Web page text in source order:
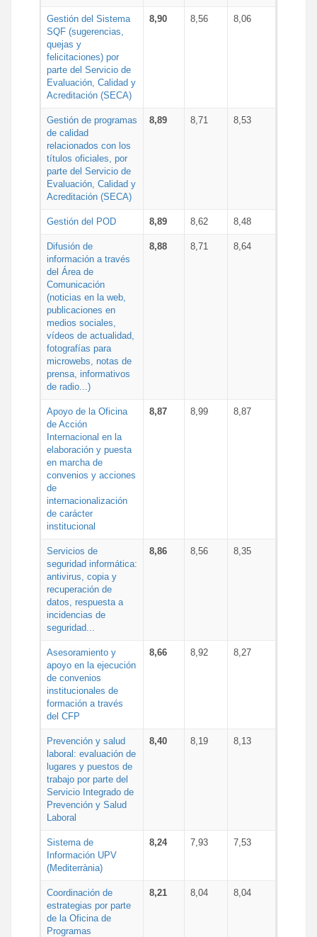
Gestión del Sistema
SQF (sugerencias,
quejas y
felicitaciones) por
parte del Servicio de
Evaluación, Calidad y
Acreditación (SECA)
8,90 8,56 8,06
Gestión de programas
de calidad
relacionados con los
títulos oficiales, por
parte del Servicio de
Evaluación, Calidad y
Acreditación (SECA)
8,89 8,71 8,53
Gestión del POD 8,89 8,62 8,48
Difusión de
información a través
del Área de
Comunicación
(noticias en la web,
publicaciones en
medios sociales,
vídeos de actualidad,
fotografías para
microwebs, notas de
prensa, informativos
de radio...)
8,88 8,71 8,64
Apoyo de la Oficina
de Acción
Internacional en la
elaboración y puesta
en marcha de
convenios y acciones
de
internacionalización
de carácter
institucional
8,87 8,99 8,87
Servicios de
seguridad informática:
antivirus, copia y
recuperación de
datos, respuesta a
incidencias de
seguridad...
8,86 8,56 8,35
Asesoramiento y
apoyo en la ejecución
de convenios
institucionales de
formación a través
del CFP
8,66 8,92 8,27
Prevención y salud
laboral: evaluación de
lugares y puestos de
trabajo por parte del
Servicio Integrado de
Prevención y Salud
Laboral
8,40 8,19 8,13
Sistema de
Información UPV
(Mediterrània)
8,24 7,93 7,53
Coordinación de
estrategias por parte
de la Oficina de
Programas
8,21 8,04 8,04